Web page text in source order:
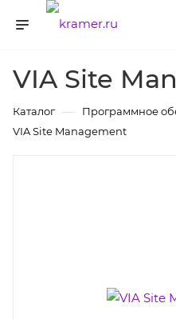
VIA Site
Каталог — Программное
VIA Site Management